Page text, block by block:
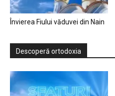
Învierea Fiului văduvei din Nain
Descoperă ortodoxia